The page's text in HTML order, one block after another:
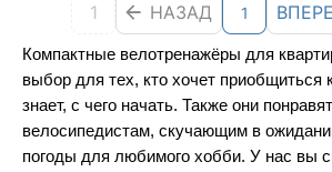
Компактные велотренажёры для
выбор для тех, кто хочет приобщиться
знает, с чего начать. Также они
велосипедистам, скучающим в
погоды для любимого хобби. У нас вы
1 НАЗАД 1